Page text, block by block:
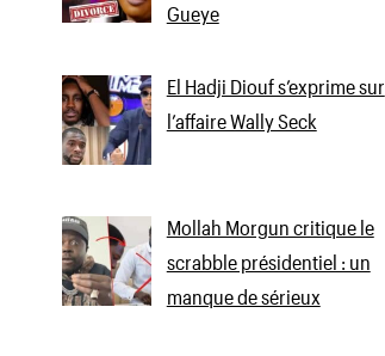
Gueye
El Hadji Diouf s’exprime sur
l’affaire Wally Seck
Mollah Morgun critique le
scrabble présidentiel : un
manque de sérieux